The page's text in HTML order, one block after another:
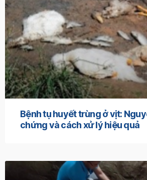
Bệnh tụ huyết trùng ở vịt:
chứng và cách xử lý hiệu quả